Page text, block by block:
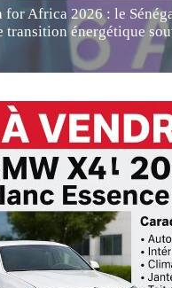
for Africa 2026 : le
transition énergétique